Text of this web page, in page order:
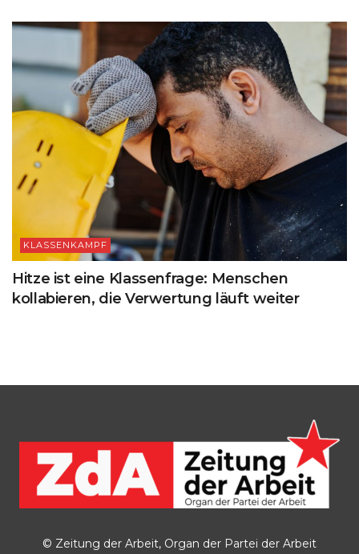
KLASSENKAMPF
Hitze ist eine Klassenfrage: Menschen
kollabieren, die Verwertung läuft weiter
© Zeitung der Arbeit, Organ der Partei der Arbeit